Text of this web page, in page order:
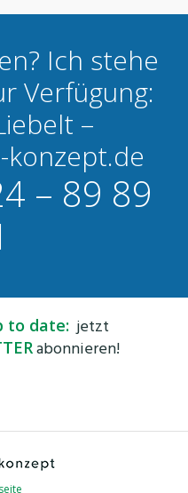
Ich stehe
Verfügung:
–
konzept.de
– 89 89
to date:jetzt
abonnieren!